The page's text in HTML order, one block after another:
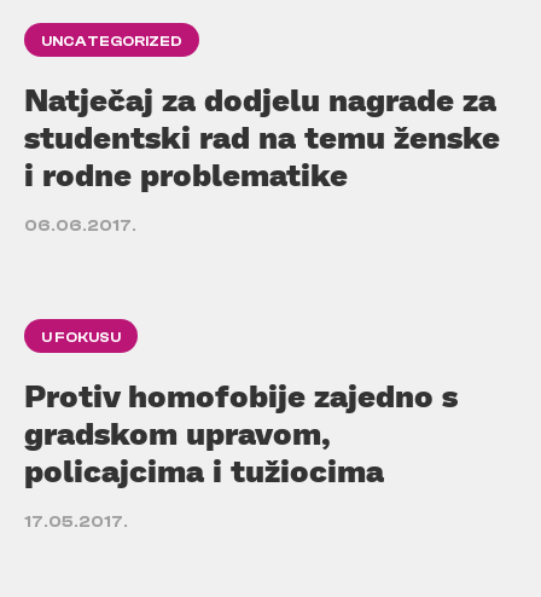
UNCATEGORIZED
Natječaj za dodjelu nagrade za
studentski rad na temu ženske
i rodne problematike
06.06.2017.
U FOKUSU
Protiv homofobije zajedno s
gradskom upravom,
policajcima i tužiocima
17.05.2017.